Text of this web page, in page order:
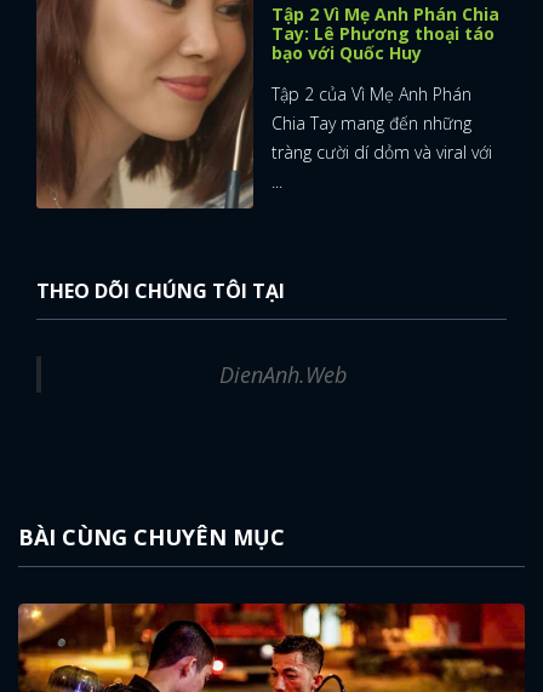
Tập 2 Vì Mẹ Anh Phán Chia
Tay: Lê Phương thoại táo
bạo với Quốc Huy
Tập 2 của Vì Mẹ Anh Phán
Chia Tay mang đến những
tràng cười dí dỏm và viral với
...
THEO DÕI CHÚNG TÔI TẠI
DienAnh.Web
BÀI CÙNG CHUYÊN MỤC